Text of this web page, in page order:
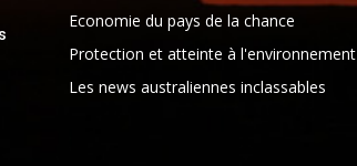
Economie du pays de la chance
Protection et atteinte à l'environnement
Les news australiennes inclassables